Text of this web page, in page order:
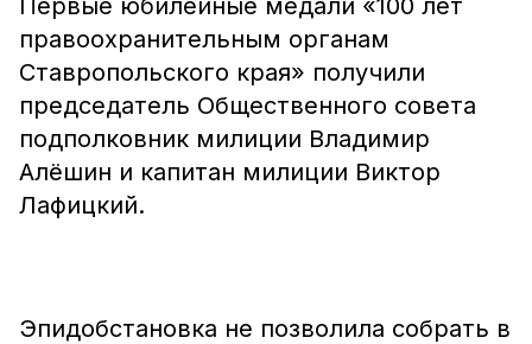
Первые юбилейные медали «100 лет
правоохранительным органам
Ставропольского края» получили
председатель Общественного совета
подполковник милиции Владимир
Алёшин и капитан милиции Виктор
Лафицкий.
Эпидобстановка не позволила собрать в